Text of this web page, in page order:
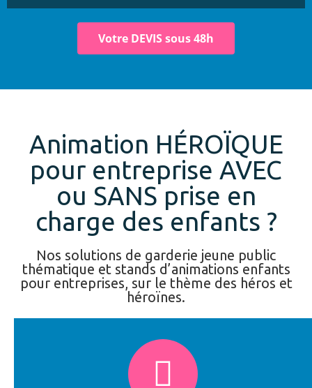
Votre DEVIS sous 48h
Animation HÉROÏQUE
pour entreprise AVEC
ou SANS prise en
charge des enfants ?
Nos solutions de garderie jeune public
thématique et stands d’animations enfants
pour entreprises, sur le thème des héros et
héroïnes.